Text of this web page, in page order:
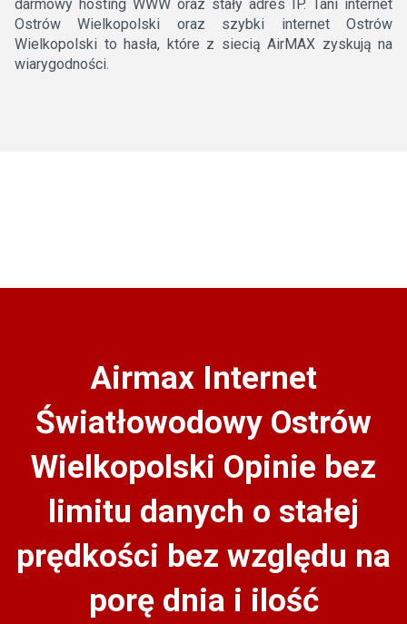
darmowy hosting WWW oraz stały adres IP. Tani internet
Ostrów Wielkopolski oraz szybki internet Ostrów
Wielkopolski to hasła, które z siecią AirMAX zyskują na
wiarygodności.
Airmax Internet
Światłowodowy Ostrów
Wielkopolski Opinie bez
limitu danych o stałej
prędkości bez względu na
porę dnia i ilość